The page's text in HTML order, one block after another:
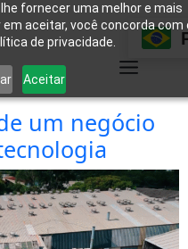
fornecer uma melhor e mais
aceitar, você concorda com
de privacidade.
Aceitar
um negócio